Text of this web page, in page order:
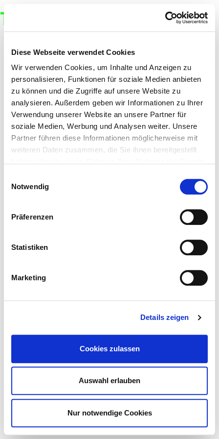
Diese Webseite verwendet Cookies
Wir verwenden Cookies, um Inhalte und Anzeigen zu
personalisieren, Funktionen für soziale Medien anbieten
zu können und die Zugriffe auf unsere Website zu
analysieren. Außerdem geben wir Informationen zu Ihrer
Verwendung unserer Website an unsere Partner für
soziale Medien, Werbung und Analysen weiter. Unsere
Partner führen diese Informationen möglicherweise mit
weiteren Daten zusammen, die Sie ihnen bereitgestellt
Notwendig
Präferenzen
Statistiken
Marketing
Details zeigen
Cookies zulassen
Auswahl erlauben
Nur notwendige Cookies
TUSH MAGAZINE